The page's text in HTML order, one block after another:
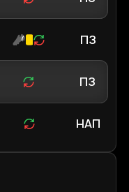
ПЗ
ПЗ
НАП